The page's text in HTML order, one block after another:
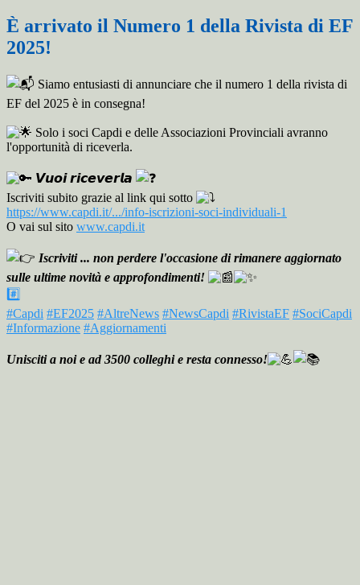
È arrivato il Numero 1 della Rivista di EF
2025!
Siamo entusiasti di annunciare che il numero 1 della rivista di
EF del 2025 è in consegna!
Solo i soci Capdi e delle Associazioni Provinciali avranno
l'opportunità di riceverla.
𝙑𝙪𝙤𝙞 𝙧𝙞𝙘𝙚𝙫𝙚𝙧𝙡𝙖
Iscriviti subito grazie al link qui sotto
https://www.capdi.it/.../info-iscrizioni-soci-individuali-1
O vai sul sito www.capdi.it
Iscriviti ... non perdere l'occasione di rimanere aggiornato
sulle ultime novità e approfondimenti!
#️
#Capdi #EF2025 #AltreNews #NewsCapdi #RivistaEF #SociCapdi
#Informazione #Aggiornamenti
Unisciti a noi e ad 3500 colleghi e resta connesso!